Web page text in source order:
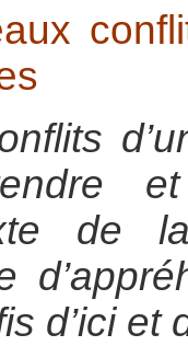
de
d’ici et